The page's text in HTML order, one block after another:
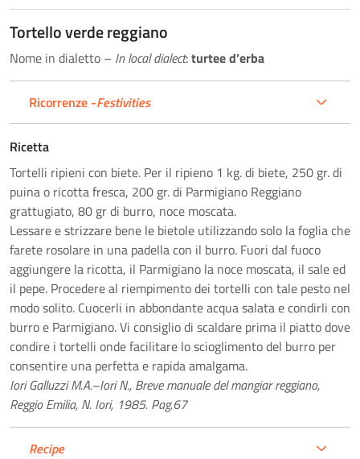
Tortello verde reggiano
Nome in dialetto – In local dialect:turtee d’erba
Ricorrenze -Festivities
Ricetta
Tortelli ripieni con biete. Per il ripieno 1 kg. di biete, 250 gr. di
puina o ricotta fresca, 200 gr. di Parmigiano Reggiano
grattugiato, 80 gr di burro, noce moscata.
Lessare e strizzare bene le bietole utilizzando solo la foglia che
farete rosolare in una padella con il burro. Fuori dal fuoco
aggiungere la ricotta, il Parmigiano la noce moscata, il sale ed
il pepe. Procedere al riempimento dei tortelli con tale pesto nel
modo solito. Cuocerli in abbondante acqua salata e condirli con
burro e Parmigiano. Vi consiglio di scaldare prima il piatto dove
condire i tortelli onde facilitare lo scioglimento del burro per
consentire una perfetta e rapida amalgama.
Iori Galluzzi M.A.–Iori N., Breve manuale del mangiar reggiano,
Reggio Emilia, N. Iori, 1985. Pag.67
Recipe